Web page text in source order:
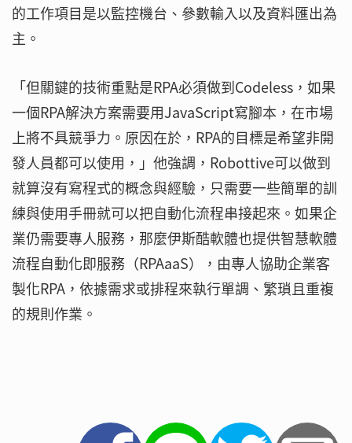
的工作項目是以監控機台、參數輸入以及資料匯出為
主。
「但關鍵的技術重點是RPA必須做到Codeless，如果
一個RPA解決方案需要用JavaScript寫腳本，在市場
上將不具競爭力。原因在於，RPA的目標是希望非開
發人員都可以使用，」他強調，Robottive可以做到
就算沒有寫程式的概念與經驗，只需要一些簡單的訓
練與使用手冊就可以把自動化流程串接起來。如果企
業仍需要專人服務，那麼伊斯酷軟體也提供智慧軟體
流程自動化即服務（RPAaaS），由專人協助企業客
製化RPA，依據需求或排程來執行單調、繁瑣且重複
的規則作業。